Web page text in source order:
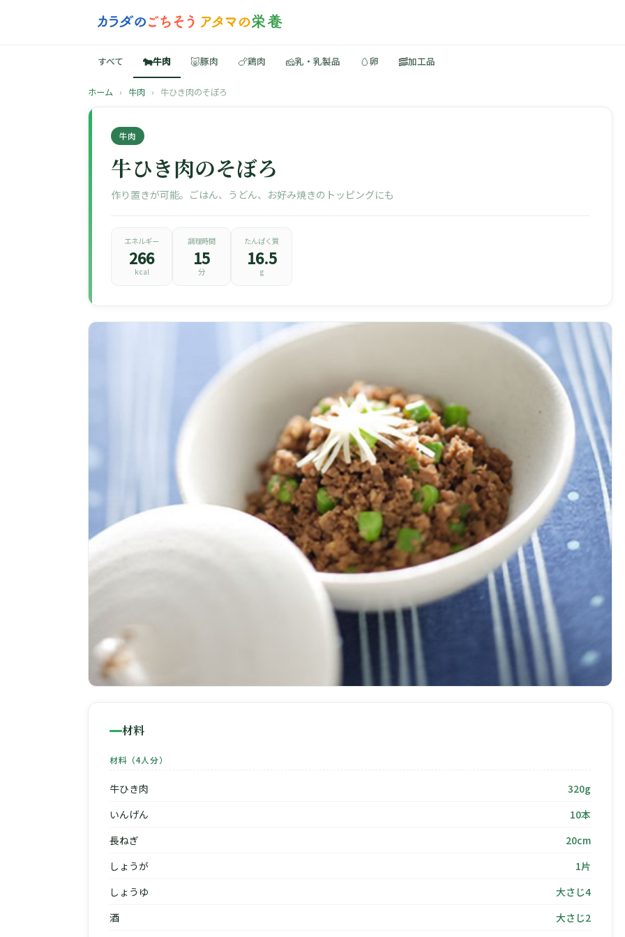
すべて 🐄牛肉 🐷豚肉 🍗鶏肉 🧀乳・乳製品 🥚卵 🥓加工品
ホーム › 牛肉 › 牛ひき肉のそぼろ
牛肉
牛ひき肉のそぼろ
作り置きが可能。ごはん、うどん、お好み焼きのトッピングにも
エネルギー
266
kcal
調理時間
15
分
たんぱく質
16.5
g
材料
材料（4人分）
牛ひき肉
320g
いんげん
10本
長ねぎ
20cm
しょうが
1片
しょうゆ
大さじ4
酒
大さじ2